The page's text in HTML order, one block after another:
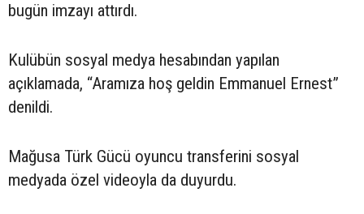
bugün imzayı attırdı.
Kulübün sosyal medya hesabından yapılan
açıklamada, “Aramıza hoş geldin Emmanuel Ernest”
denildi.
Mağusa Türk Gücü oyuncu transferini sosyal
medyada özel videoyla da duyurdu.